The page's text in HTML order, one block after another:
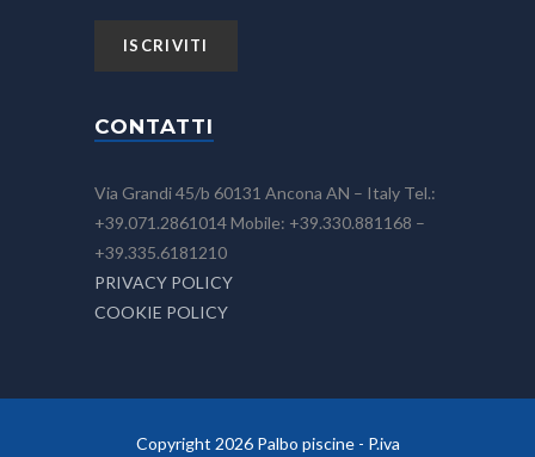
CONTATTI
Via Grandi 45/b 60131 Ancona AN – Italy Tel.:
+39.071.2861014 Mobile: +39.330.881168 –
+39.335.6181210
PRIVACY POLICY
COOKIE POLICY
Copyright 2026 Palbo piscine - P.iva